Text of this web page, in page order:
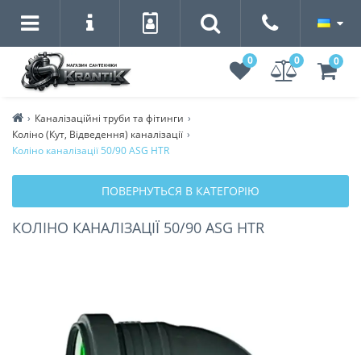
0 0 0
Каналізаційні труби та фітинги
Коліно (Кут, Відведення) каналізації
Коліно каналізації 50/90 ASG HTR
ПОВЕРНУТЬСЯ В КАТЕГОРІЮ
КОЛІНО КАНАЛІЗАЦІЇ 50/90 ASG HTR